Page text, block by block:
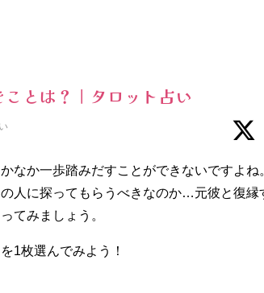
とは？｜タロット占い
なか一歩踏みだすことができないですよね
人に探ってもらうべきなのか…元彼と復縁
てみましょう。
1枚選んでみよう！